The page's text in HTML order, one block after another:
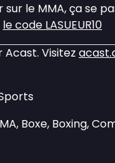
sur le MMA, ça se
le code LASUEUR10
Visitez
Boxe, Boxing,